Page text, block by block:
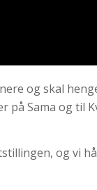
og skal
Sama og til
og vi